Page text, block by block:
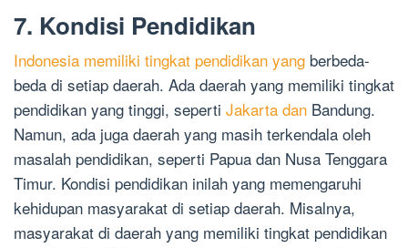
7. Kondisi Pendidikan
Indonesia memiliki tingkat pendidikan yang berbeda-
beda di setiap daerah. Ada daerah yang memiliki tingkat
pendidikan yang tinggi, seperti Jakarta dan Bandung.
Namun, ada juga daerah yang masih terkendala oleh
masalah pendidikan, seperti Papua dan Nusa Tenggara
Timur. Kondisi pendidikan inilah yang memengaruhi
kehidupan masyarakat di setiap daerah. Misalnya,
masyarakat di daerah yang memiliki tingkat pendidikan